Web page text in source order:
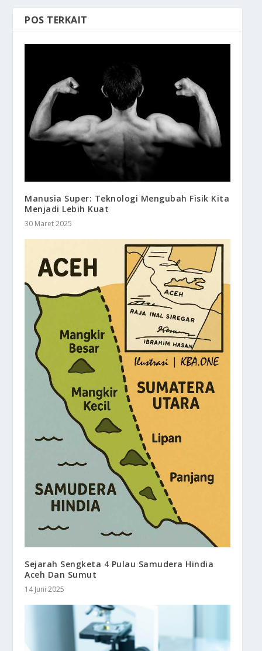
POS TERKAIT
Manusia Super: Teknologi Mengubah Fisik Kita
Menjadi Lebih Kuat
30 Maret 2025
Sejarah Sengketa 4 Pulau Samudera Hindia
Aceh Dan Sumut
14 Juni 2025